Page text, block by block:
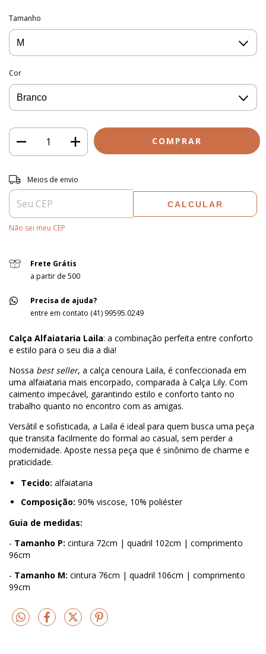
Tamanho
Cor
Entregas para o CEP:
Meios de envio
CALCULAR
Não sei meu CEP
Frete Grátis
a partir de 500
Precisa de ajuda?
entre em contato (41) 99595.0249
Calça Alfaiataria Laila: a combinação perfeita entre conforto
e estilo para o seu dia a dia!
Nossa best seller, a calça cenoura Laila, é confeccionada em
uma alfaiataria mais encorpado, comparada à Calça Lily. Com
caimento impecável, garantindo estilo e conforto tanto no
trabalho quanto no encontro com as amigas.
Versátil e sofisticada, a Laila é ideal para quem busca uma peça
que transita facilmente do formal ao casual, sem perder a
modernidade. Aposte nessa peça que é sinônimo de charme e
praticidade.
Tecido: alfaiataria
Composição: 90% viscose, 10% poliéster
Guia de medidas:
- Tamanho P: cintura 72cm | quadril 102cm | comprimento
96cm
- Tamanho M: cintura 76cm | quadril 106cm | comprimento
99cm